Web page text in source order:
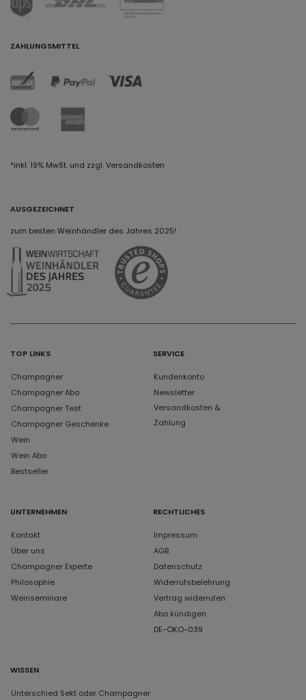
ZAHLUNGSMITTEL
*inkl. 19% MwSt. und zzgl. Versandkosten
AUSGEZEICHNET
zum besten Weinhändler des Jahres 2025!
TOP LINKS
Champagner
Champagner Abo
Champagner Test
Champagner Geschenke
Wein
Wein Abo
Bestseller
SERVICE
Kundenkonto
Newsletter
Versandkosten &
Zahlung
UNTERNEHMEN
Kontakt
Über uns
Champagner Experte
Philosophie
Weinseminare
RECHTLICHES
Impressum
AGB
Datenschutz
Widerrufsbelehrung
Vertrag widerrufen
Abo kündigen
DE-ÖKO-039
WISSEN
Unterschied Sekt oder Champagner